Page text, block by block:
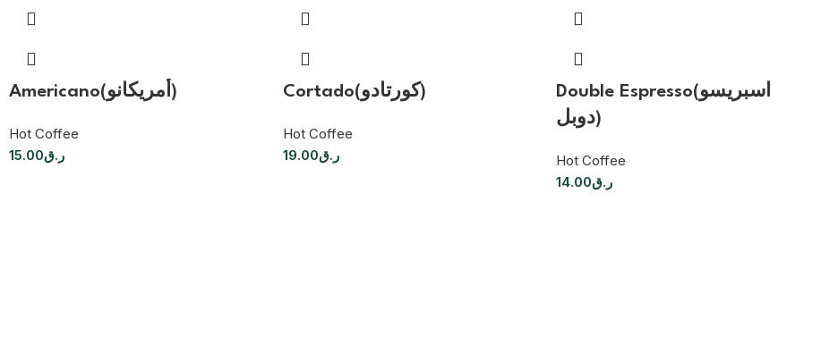
Americano(أمريكانو)
Hot Coffee
ر.ق15.00
Cortado(كورتادو)
Hot Coffee
ر.ق19.00
Double Espresso(اسبريسو
دوبل)
Hot Coffee
ر.ق14.00